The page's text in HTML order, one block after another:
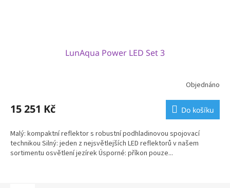
LunAqua Power LED Set 3
Objednáno
15 251 Kč Do košíku
Malý: kompaktní reflektor s robustní podhladinovou spojovací
technikou Silný: jeden z nejsvětlejších LED reflektorů v našem
sortimentu osvětlení jezírek Úsporné: příkon pouze...